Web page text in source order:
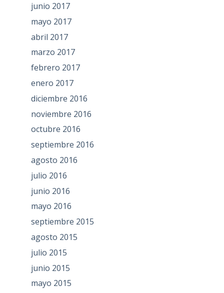
junio 2017
mayo 2017
abril 2017
marzo 2017
febrero 2017
enero 2017
diciembre 2016
noviembre 2016
octubre 2016
septiembre 2016
agosto 2016
julio 2016
junio 2016
mayo 2016
septiembre 2015
agosto 2015
julio 2015
junio 2015
mayo 2015